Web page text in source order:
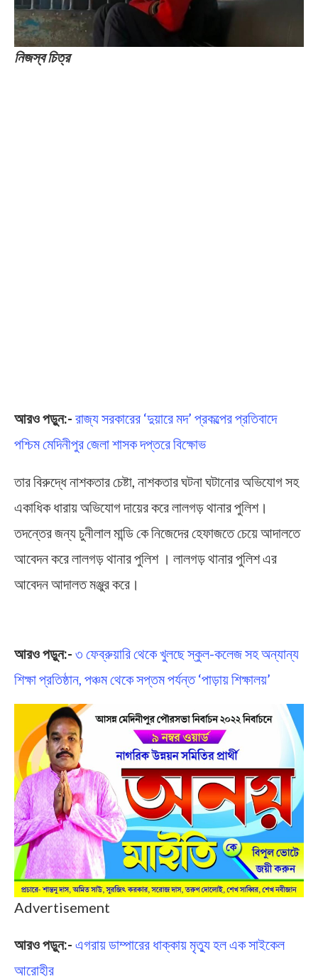
নিজস্ব চিত্র
আরও পড়ুন:- রাজ্য সরকারের ‘দুয়ারে মদ’ প্রকল্পের প্রতিবাদে
পশ্চিম মেদিনীপুর জেলা শাসক দপ্তরে বিক্ষোভ
তার বিরুদ্ধে নাশকতার চেষ্টা, নাশকতার ঘটনা ঘটানোর অভিযোগ সহ
একাধিক ধারায় অভিযোগ দায়ের করে লালগড় থানার পুলিশ।
তদন্তের জন্য চুনীলাল মান্ডি কে নিজেদের হেফাজতে চেয়ে আদালতে
আবেদন করে লালগড় থানার পুলিশ । লালগড় থানার পুলিশ এর
আবেদন আদালত মঞ্জুর করে।
আরও পড়ুন:- ৩ ফেব্রুয়ারি থেকে খুলছে স্কুল-কলেজ সহ অন্যান্য
শিক্ষা প্রতিষ্ঠান, পঞ্চম থেকে সপ্তম পর্যন্ত ‘পাড়ায় শিক্ষালয়’
Advertisement
আরও পড়ুন:- এগরায় ডাম্পারের ধাক্কায় মৃত্যু হল এক সাইকেল
আরোহীর